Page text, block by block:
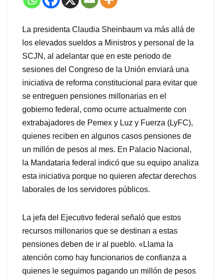
La presidenta Claudia Sheinbaum va más allá de
los elevados sueldos a Ministros y personal de la
SCJN, al adelantar que en este periodo de
sesiones del Congreso de la Unión enviará una
iniciativa de reforma constitucional para evitar que
se entreguen pensiones millonarias en el
gobierno federal, como ocurre actualmente con
extrabajadores de Pemex y Luz y Fuerza (LyFC),
quienes reciben en algunos casos pensiones de
un millón de pesos al mes. En Palacio Nacional,
la Mandataria federal indicó que su equipo analiza
esta iniciativa porque no quieren afectar derechos
laborales de los servidores públicos.
La jefa del Ejecutivo federal señaló que estos
recursos millonarios que se destinan a estas
pensiones deben de ir al pueblo. «Llama la
atención como hay funcionarios de confianza a
quienes le seguimos pagando un millón de pesos